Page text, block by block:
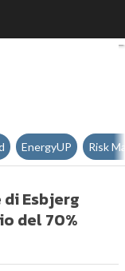
porto danese di
EnergyUP Risk
Esbjerg
del 70%